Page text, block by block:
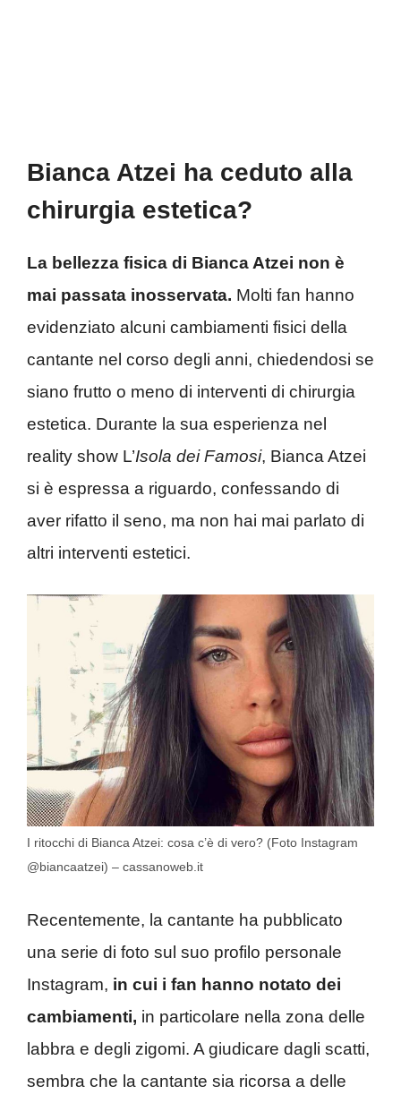
Bianca Atzei ha ceduto alla
chirurgia estetica?
La bellezza fisica di Bianca Atzei non è
mai passata inosservata. Molti fan hanno
evidenziato alcuni cambiamenti fisici della
cantante nel corso degli anni, chiedendosi se
siano frutto o meno di interventi di chirurgia
estetica. Durante la sua esperienza nel
reality show L’Isola dei Famosi, Bianca Atzei
si è espressa a riguardo, confessando di
aver rifatto il seno, ma non hai mai parlato di
altri interventi estetici.
I ritocchi di Bianca Atzei: cosa c’è di vero? (Foto Instagram
@biancaatzei) – cassanoweb.it
Recentemente, la cantante ha pubblicato
una serie di foto sul suo profilo personale
Instagram, in cui i fan hanno notato dei
cambiamenti, in particolare nella zona delle
labbra e degli zigomi. A giudicare dagli scatti,
sembra che la cantante sia ricorsa a delle